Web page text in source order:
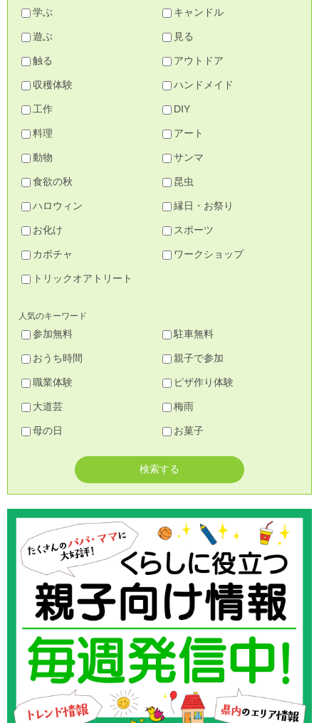
学ぶ キャンドル
遊ぶ 見る
触る アウトドア
収穫体験 ハンドメイド
工作 DIY
料理 アート
動物 サンマ
食欲の秋 昆虫
ハロウィン 縁日・お祭り
お化け スポーツ
カボチャ ワークショップ
トリックオアトリート
人気のキーワード
参加無料 駐車無料
おうち時間 親子で参加
職業体験 ピザ作り体験
大道芸 梅雨
母の日 お菓子